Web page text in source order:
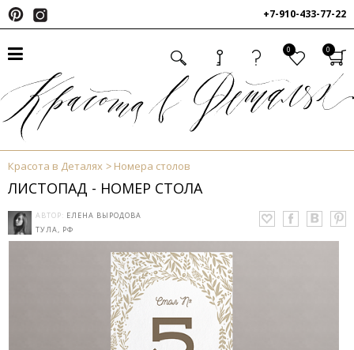
+7-910-433-77-22
0 0
Красота в Деталях Номера столов
ЛИСТОПАД - НОМЕР СТОЛА
АВТОР: ЕЛЕНА ВЫРОДОВА
ТУЛА, РФ